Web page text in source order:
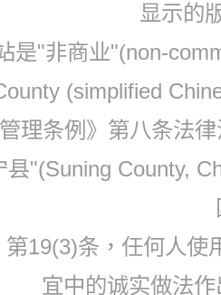
显示的
是"非商业"(non-
(simplified
理条例》第八条法
"(Suning County,
19(3)条，任何人
宜中的诚实做法